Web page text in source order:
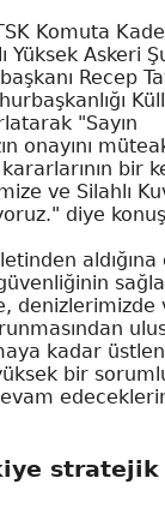
Komuta
Yüksek Askeri
Recep
"Sayın
onayını
bir
ve Silahlı
diye
denizlerimizde
kadar
bir